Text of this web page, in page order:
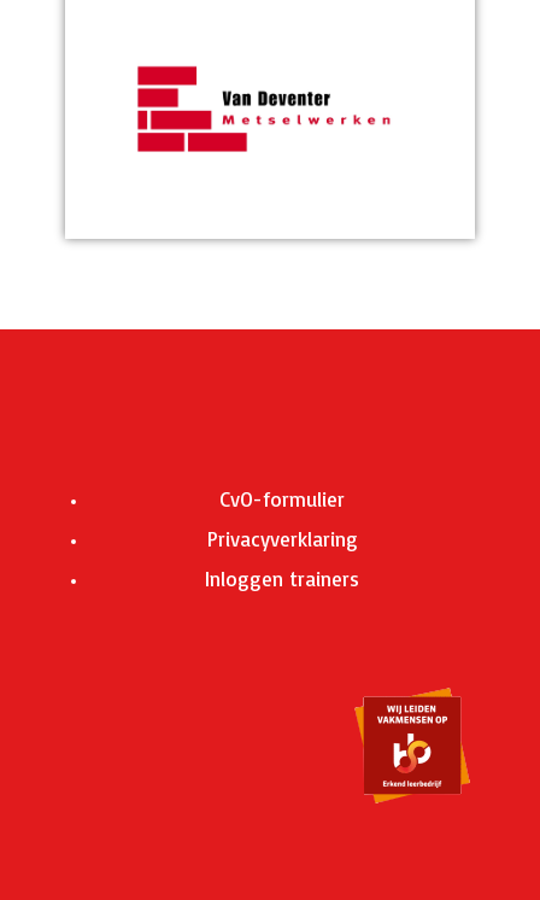
CvO-formulier
Privacyverklaring
Inloggen trainers